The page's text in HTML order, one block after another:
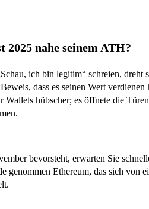
nahe seinem ATH?
ich bin legitim“ schreien, dreht
dass es seinen Wert verdienen
hübscher; es öffnete die
bevorsteht, erwarten Sie
genommen Ethereum, das sich von